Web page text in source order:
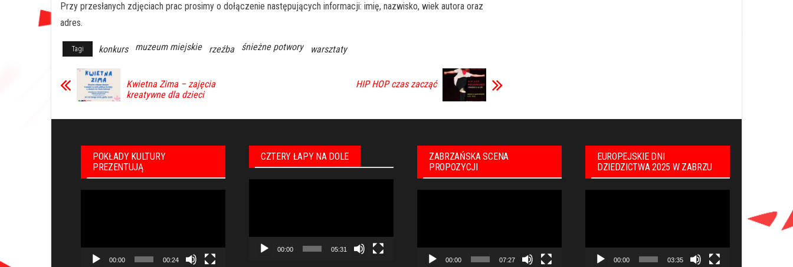
Przy przesłanych zdjęciach prac prosimy o dołączenie następujących informacji: imię, nazwisko, wiek autora oraz
adres.
Tagi konkurs muzeum miejskie rzeźba śnieżne potwory warsztaty
Kwietna Zima – zajęcia
kreatywne dla dzieci
HIP HOP czas zacząć
POKŁADY KULTURY
PREZENTUJĄ
00:00 00:24
CZTERY ŁAPY NA DOLE
00:00 05:31
ZABRZAŃSKA SCENA
PROPOZYCJI
00:00 07:27
EUROPEJSKIE DNI
DZIEDZICTWA 2025 W ZABRZU
00:00 03:35